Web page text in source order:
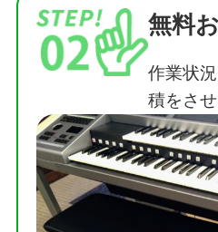
無料
作業状
積をさ